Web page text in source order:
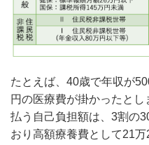
たとえば、40歳で年収が
円の医療費が掛かったと
払う自己負担額は、3割の
おり高額療養費として21万